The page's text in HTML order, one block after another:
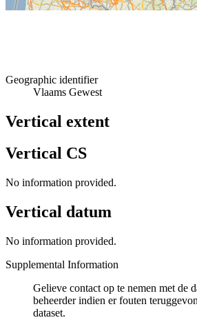
Geographic identifier
Vlaams Gewest
Vertical extent
Vertical CS
No information provided.
Vertical datum
No information provided.
Supplemental Information
Gelieve contact op te nemen met de
beheerder indien er fouten
dataset.